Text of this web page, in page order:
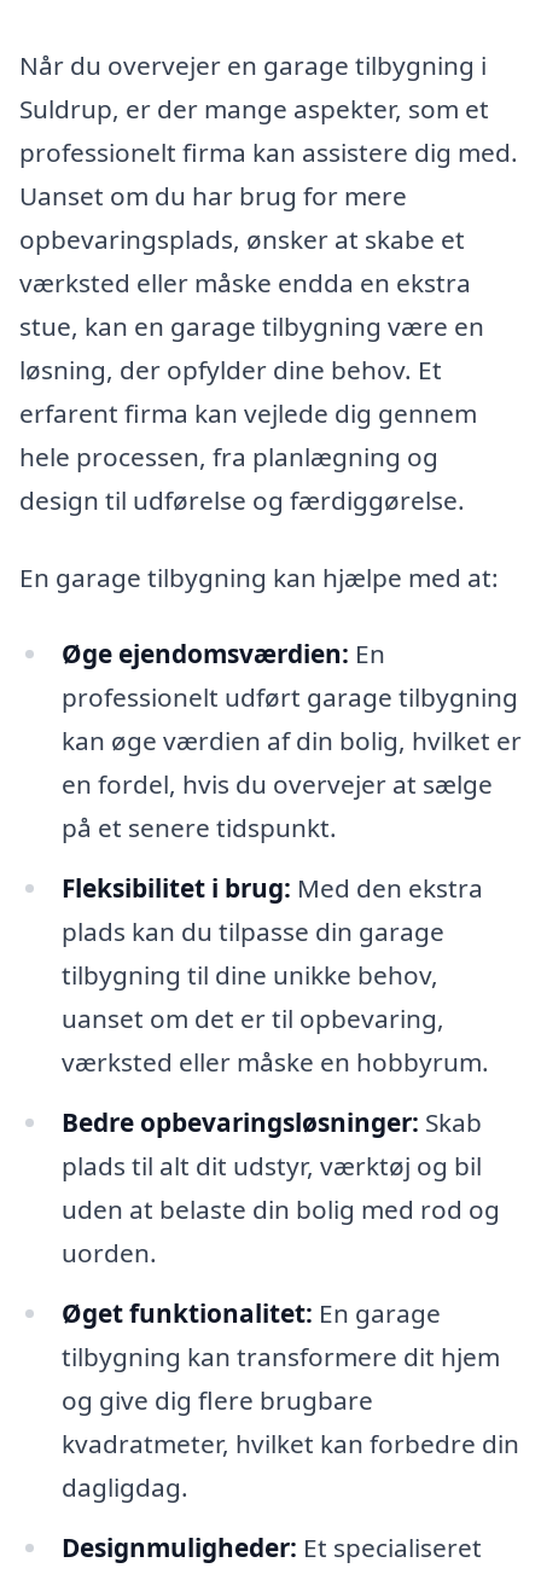
Når du overvejer en garage tilbygning i
Suldrup, er der mange aspekter, som et
professionelt firma kan assistere dig med.
Uanset om du har brug for mere
opbevaringsplads, ønsker at skabe et
værksted eller måske endda en ekstra
stue, kan en garage tilbygning være en
løsning, der opfylder dine behov. Et
erfarent firma kan vejlede dig gennem
hele processen, fra planlægning og
design til udførelse og færdiggørelse.
En garage tilbygning kan hjælpe med at:
Øge ejendomsværdien: En
professionelt udført garage tilbygning
kan øge værdien af din bolig, hvilket er
en fordel, hvis du overvejer at sælge
på et senere tidspunkt.
Fleksibilitet i brug: Med den ekstra
plads kan du tilpasse din garage
tilbygning til dine unikke behov,
uanset om det er til opbevaring,
værksted eller måske en hobbyrum.
Bedre opbevaringsløsninger: Skab
plads til alt dit udstyr, værktøj og bil
uden at belaste din bolig med rod og
uorden.
Øget funktionalitet: En garage
tilbygning kan transformere dit hjem
og give dig flere brugbare
kvadratmeter, hvilket kan forbedre din
dagligdag.
Designmuligheder: Et specialiseret